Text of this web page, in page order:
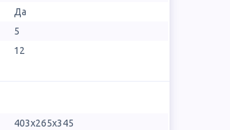
Да
5
12
403х265х345